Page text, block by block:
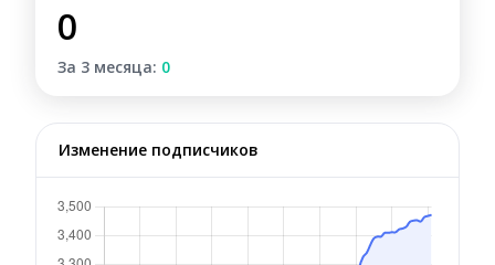
0
За 3 месяца: 0
Изменение подписчиков